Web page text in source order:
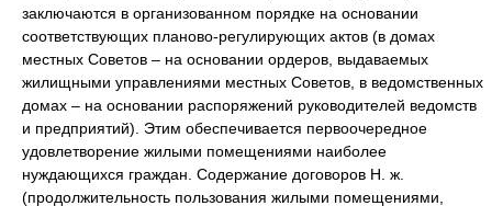
заключаются в организованном порядке на основании
соответствующих планово-регулирующих актов (в домах
местных Советов – на основании ордеров, выдаваемых
жилищными управлениями местных Советов, в ведомственных
домах – на основании распоряжений руководителей ведомств
и предприятий). Этим обеспечивается первоочередное
удовлетворение жилыми помещениями наиболее
нуждающихся граждан. Содержание договоров Н. ж.
(продолжительность пользования жилыми помещениями,